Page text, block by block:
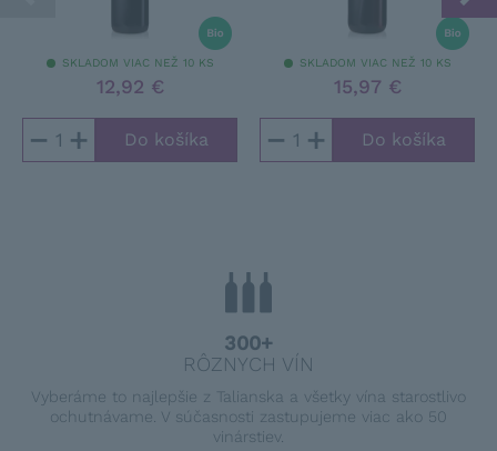
SKLADOM VIAC NEŽ 10 KS
12,92 €
− +
SKLADOM VIAC NEŽ 10 KS
15,97 €
− +
300+
RÔZNYCH VÍN
Vyberáme to najlepšie z Talianska a všetky vína starostlivo
ochutnávame. V súčasnosti zastupujeme viac ako 50
vinárstiev.